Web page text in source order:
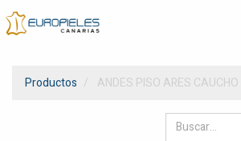
Productos ANDES PISO ARES CAUCHO